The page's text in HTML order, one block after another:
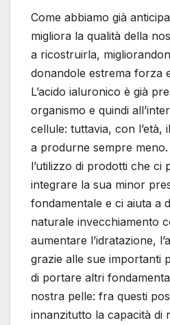
Come abbiamo già
migliora la qualità della
a ricostruirla,
donandole estrema forza
L’acido ialuronico è già
organismo e quindi
cellule: tuttavia, con
a produrne sempre
l’utilizzo di prodotti che ci
integrare la sua minor
fondamentale e ci aiuta a
naturale invecchiamento
aumentare l’idratazione,
grazie alle sue importanti
di portare altri
nostra pelle: fra questi
innanzitutto la capacità di